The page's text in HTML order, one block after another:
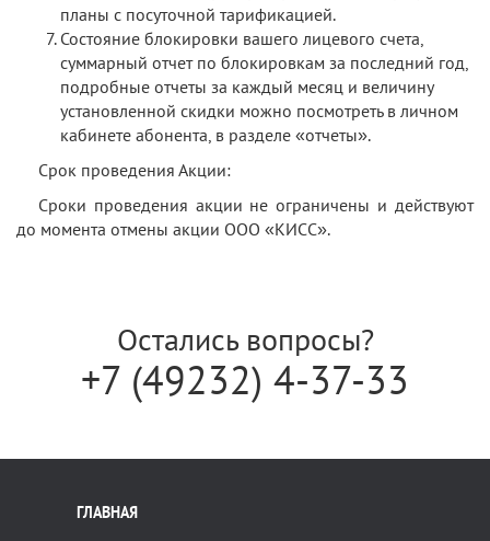
планы с посуточной тарификацией.
Состояние блокировки вашего лицевого счета,
суммарный отчет по блокировкам за последний год,
подробные отчеты за каждый месяц и величину
установленной скидки можно посмотреть в личном
кабинете абонента, в разделе «отчеты».
Срок проведения Акции:
Сроки проведения акции не ограничены и действуют
до момента отмены акции ООО «КИСС».
Остались вопросы?
+7 (49232) 4-37-33
ГЛАВНАЯ